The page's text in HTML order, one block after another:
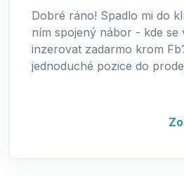
Dobré ráno! Spadlo mi do
ním spojený nábor - kde se
inzerovat zadarmo krom
jednoduché pozice do